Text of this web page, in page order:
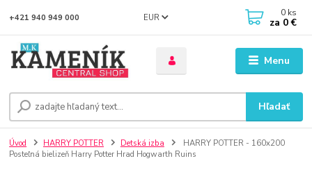
Menu
EUR
Hľadať
+421 940 949 000 0 ks
za 0 €
Úvod HARRY POTTER Detská izba
HARRY POTTER - 160x200
Posteľná bielizeň Harry Potter Hrad Hogwarth Ruins